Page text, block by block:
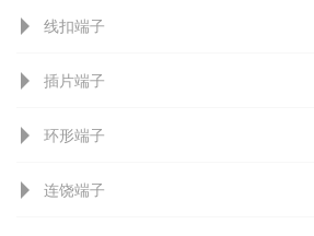
线扣端子
插片端子
环形端子
连饶端子